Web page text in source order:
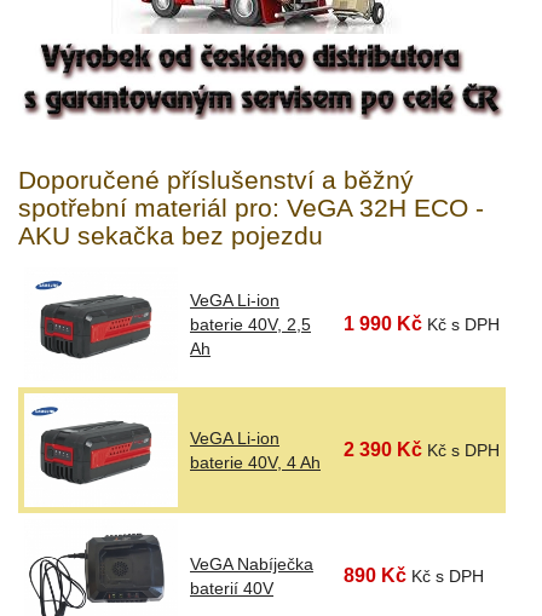
Doporučené příslušenství a běžný
spotřební materiál pro: VeGA 32H ECO -
AKU sekačka bez pojezdu
VeGA Li-ion
baterie 40V, 2,5
Ah
1 990 Kč Kč s DPH
VeGA Li-ion
baterie 40V, 4 Ah
2 390 Kč Kč s DPH
VeGA Nabíječka
baterií 40V
890 Kč Kč s DPH